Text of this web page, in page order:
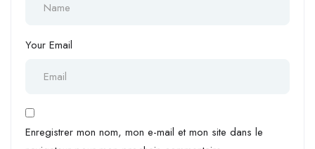
Your Email
Enregistrer mon nom, mon e-mail et mon site dans le